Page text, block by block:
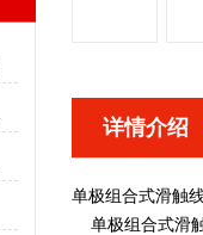
详情介绍
单极组合式滑触
单极组合式滑触